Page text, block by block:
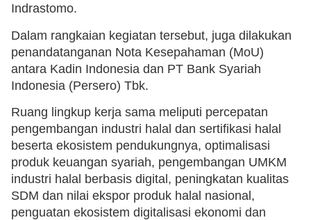
Indrastomo.
Dalam rangkaian kegiatan tersebut, juga dilakukan
penandatanganan Nota Kesepahaman (MoU)
antara Kadin Indonesia dan PT Bank Syariah
Indonesia (Persero) Tbk.
Ruang lingkup kerja sama meliputi percepatan
pengembangan industri halal dan sertifikasi halal
beserta ekosistem pendukungnya, optimalisasi
produk keuangan syariah, pengembangan UMKM
industri halal berbasis digital, peningkatan kualitas
SDM dan nilai ekspor produk halal nasional,
penguatan ekosistem digitalisasi ekonomi dan